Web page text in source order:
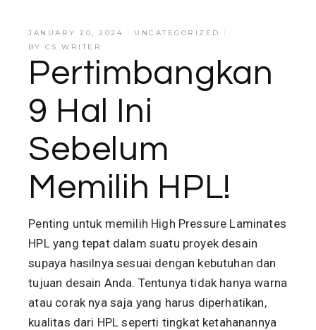
JANUARY 20, 2024
UNCATEGORIZED
BY CS WRITER
Pertimbangkan
9 Hal Ini
Sebelum
Memilih HPL!
Penting untuk memilih High Pressure Laminates
HPL yang tepat dalam suatu proyek desain
supaya hasilnya sesuai dengan kebutuhan dan
tujuan desain Anda. Tentunya tidak hanya warna
atau corak nya saja yang harus diperhatikan,
kualitas dari HPL seperti tingkat ketahanannya